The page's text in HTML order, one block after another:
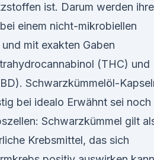
ist. Darum werden ihre
einem nicht-mikrobiellen
mit exakten Gaben
(THC) und
Schwarzkümmelöl-
bei idealo Erwähnt sei noch
Schwarzkümmel gilt
Krebsmittel, das sich